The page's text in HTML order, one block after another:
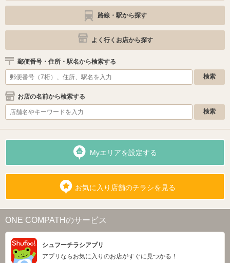
路線・駅から探す
よく行くお店から探す
郵便番号・住所・駅名から検索する
お店の名前から検索する
Myエリアを設定する
お気に入り店舗のチラシを見る
ONE COMPATHのサービス
シュフーチラシアプリ
アプリならお気に入りのお店がすぐに見つかる！